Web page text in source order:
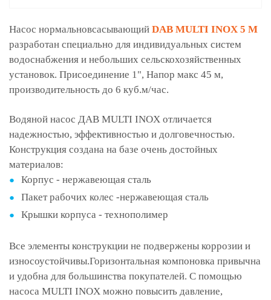
Насос нормальновсасывающий DAB MULTI INOX 5 M
разработан специально для индивидуальных систем
водоснабжения и небольших сельскохозяйственных
установок. Присоединение 1", Напор макс 45 м,
производительность до 6 куб.м/час.
Водяной насос ДАВ MULTI INOX отличается
надежностью, эффективностью и долговечностью.
Конструкция создана на базе очень достойных
материалов:
Корпус - нержавеющая сталь
Пакет рабочих колес -нержавеющая сталь
Крышки корпуса - технополимер
Все элементы конструкции не подвержены коррозии и
износоустойчивы.Горизонтальная компоновка привычна
и удобна для большинства покупателей. С помощью
насоса MULTI INOX можно повысить давление,